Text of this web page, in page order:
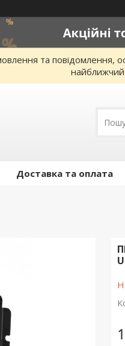
та повідомлення,
Доставка та оплата